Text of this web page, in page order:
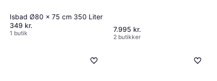
Isbad Ø80 x 75 cm 350 Liter
349 kr.
1 butik 7.995 kr.
2 butikker